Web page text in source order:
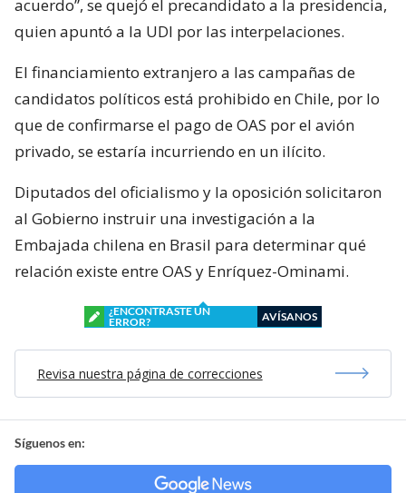
acuerdo”, se quejó el precandidato a la presidencia,
quien apuntó a la UDI por las interpelaciones.
El financiamiento extranjero a las campañas de
candidatos políticos está prohibido en Chile, por lo
que de confirmarse el pago de OAS por el avión
privado, se estaría incurriendo en un ilícito.
Diputados del oficialismo y la oposición solicitaron
al Gobierno instruir una investigación a la
Embajada chilena en Brasil para determinar qué
relación existe entre OAS y Enríquez-Ominami.
¿ENCONTRASTE UN
ERROR?
AVÍSANOS
Revisa nuestra página de correcciones
Síguenos en: